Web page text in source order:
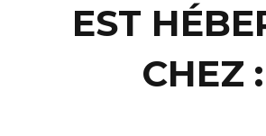
EST
CHEZ :